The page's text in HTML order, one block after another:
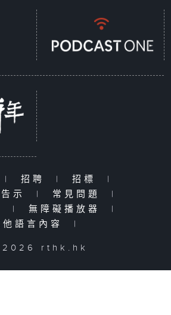
| 招聘 | 招標
|
示
| 常見問題
|
| 無障礙播放器
|
他語言內容
|
rthk.hk